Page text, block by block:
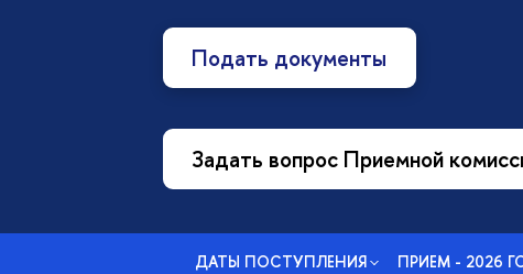
Подать документы
Задать вопрос Приемной
ДАТЫ ПОСТУПЛЕНИЯ ПРИЕМ - 2026